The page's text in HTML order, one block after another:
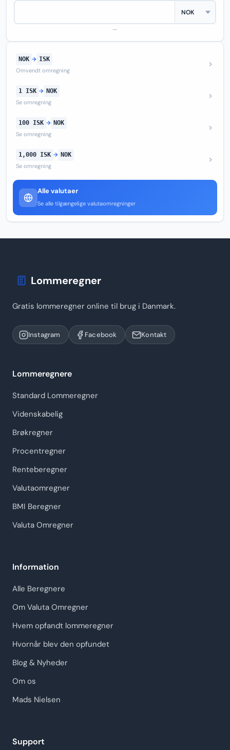
—
NOK → ISK
Omvendt omregning
1 ISK → NOK
Se omregning
100 ISK → NOK
Se omregning
1,000 ISK → NOK
Se omregning
Alle valutaer
Se alle tilgængelige valutaomregninger
Lommeregner
Gratis lommeregner online til brug i Danmark.
Instagram Facebook Kontakt
Lommeregnere
Standard Lommeregner
Videnskabelig
Brøkregner
Procentregner
Renteberegner
Valutaomregner
BMI Beregner
Valuta Omregner
Information
Alle Beregnere
Om Valuta Omregner
Hvem opfandt lommeregner
Hvornår blev den opfundet
Blog & Nyheder
Om os
Mads Nielsen
Support